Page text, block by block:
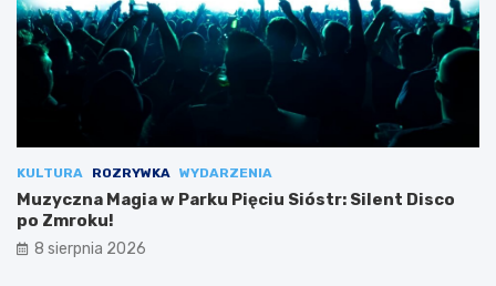
KULTURA ROZRYWKA WYDARZENIA
Muzyczna Magia w Parku Pięciu Sióstr: Silent Disco
po Zmroku!
8 sierpnia 2026